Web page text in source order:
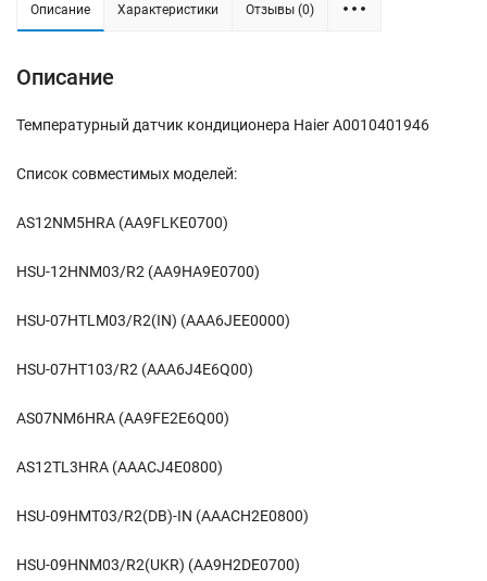
Описание Характеристики Отзывы (0)
Описание
Температурный датчик кондиционера Haier A0010401946
Список совместимых моделей:
AS12NM5HRA (AA9FLKE0700)
HSU-12HNM03/R2 (AA9HA9E0700)
HSU-07HTLM03/R2(IN) (AAA6JEE0000)
HSU-07HT103/R2 (AAA6J4E6Q00)
AS07NM6HRA (AA9FE2E6Q00)
AS12TL3HRA (AAACJ4E0800)
HSU-09HMT03/R2(DB)-IN (AAACH2E0800)
HSU-09HNM03/R2(UKR) (AA9H2DE0700)